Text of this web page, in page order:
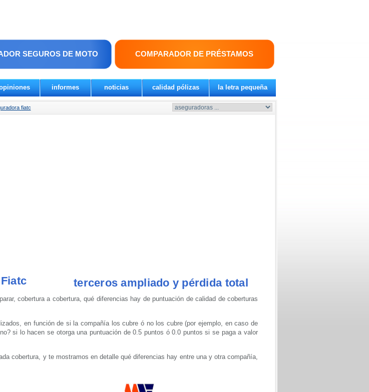
SEGUROS DE MOTO COMPARADOR DE PRÉSTAMOS
informes noticias calidad pólizas la letra pequeña
fiatc
terceros ampliado y pérdida total
cobertura a cobertura, qué diferencias hay de puntuación de calidad de coberturas
en función de si la compañía los cubre ó no los cubre (por ejemplo, en caso de
si lo hacen se otorga una puntuación de 0.5 puntos ó 0.0 puntos si se paga a valor
cobertura, y te mostramos en detalle qué diferencias hay entre una y otra compañía,